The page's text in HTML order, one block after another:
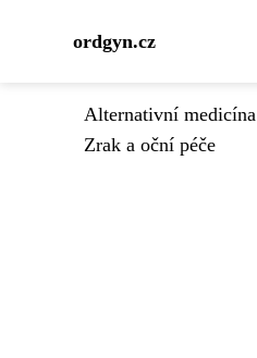
ordgyn.cz
Alternativní medicína
Zrak a oční péče